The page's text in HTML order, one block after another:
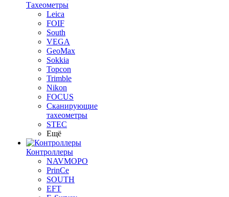
Тахеометры
Leica
FOIF
South
VEGA
GeoMax
Sokkia
Topcon
Trimble
Nikon
FOCUS
Сканирующие
тахеометры
STEC
Ещё
Контроллеры
NAVMOPO
PrinCe
SOUTH
EFT